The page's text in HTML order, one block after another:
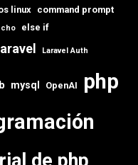
linux command prompt
else if
Laravel Auth
mysql OpenAI php